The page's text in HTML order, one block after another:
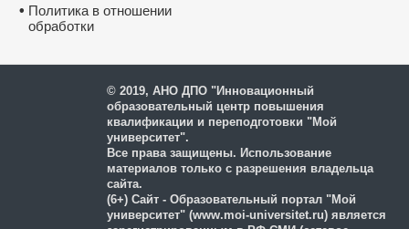
• Политика в отношении
обработки
© 2019, АНО ДПО "Инновационный
образовательный центр повышения
квалификации и переподготовки "Мой
университет".
Все права защищены. Использование
материалов только с разрешения владельца
сайта.
(6+) Сайт - Образовательный портал "Мой
университет" (www.moi-universitet.ru) является